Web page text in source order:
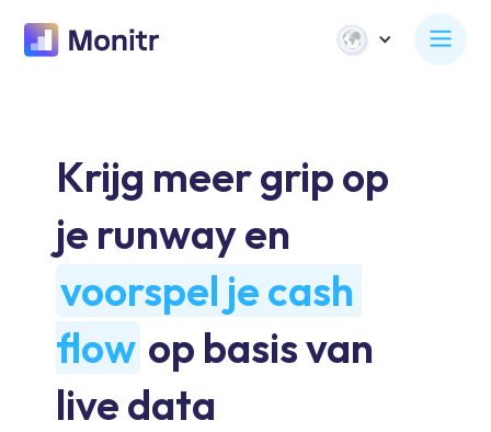
Krijg meer grip op
je runway en
voorspel je cash
flow op basis van
live data